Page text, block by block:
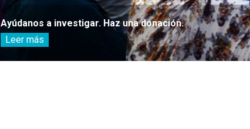
Ayúdanos a investigar. Haz una donación.
Leer más